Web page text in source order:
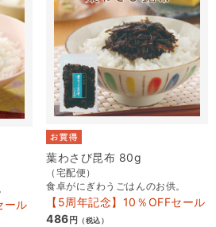
ール
葉わさび昆布 80g
（宅配便）
食卓がにぎわうごはんのお供。
【5周年記念】10％OFFセール
486 円 （税込）